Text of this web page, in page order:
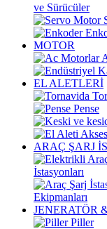
ve Sürücüler
MOTOR
EL ALETLERİ
Pense
ARAÇ ŞARJ
İstasyonları
Ekipmanları
JENERATÖR
Piller